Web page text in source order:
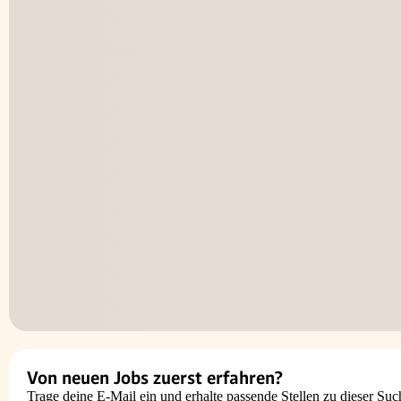
Von neuen Jobs zuerst erfahren?
Trage deine E-Mail ein und erhalte passende Stellen zu dieser